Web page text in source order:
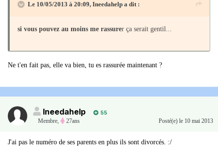
Le 10/05/2013 à 20:09, Ineedahelp a dit :
si vous pouvez au moins me rassurer ça serait gentil...
Ne t'en fait pas, elle va bien, tu es rassurée maintenant ?
Ineedahelp
55
Membre, 27ans Posté(e) le 10 mai 2013
J'ai pas le numéro de ses parents en plus ils sont divorcés. :/